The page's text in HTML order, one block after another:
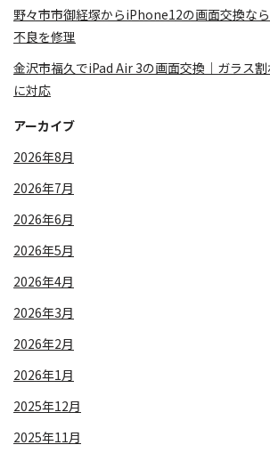
野々市市御経塚からiPhone12の画面交換な
不良を修理
金沢市福久でiPad Air 3の画面交換｜ガラス
に対応
アーカイブ
2026年8月
2026年7月
2026年6月
2026年5月
2026年4月
2026年3月
2026年2月
2026年1月
2025年12月
2025年11月